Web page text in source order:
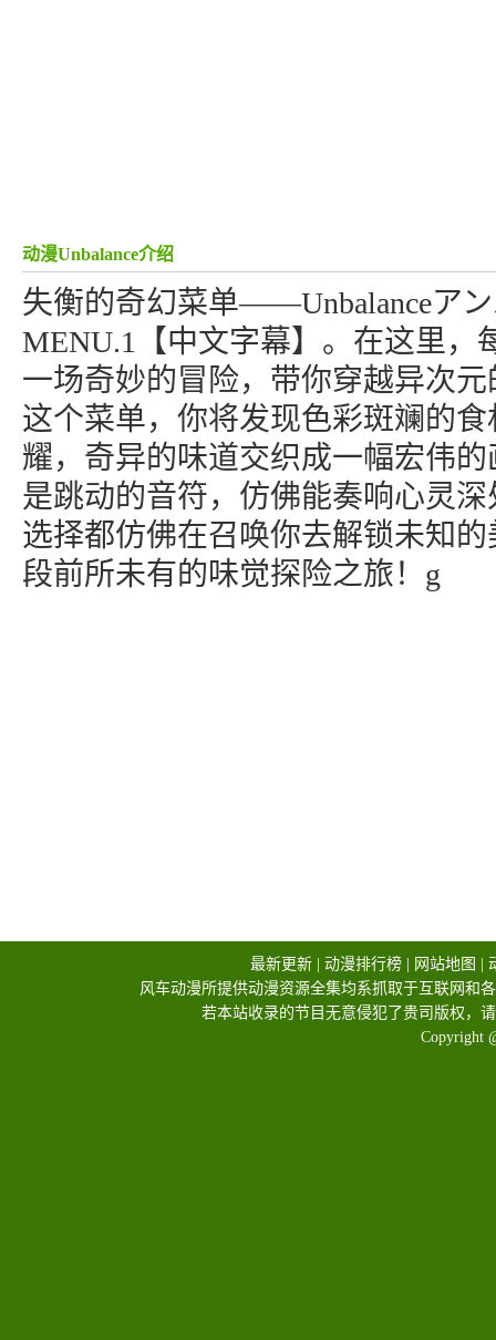
动漫Unbalance介绍
失衡的奇幻菜单——Unbalanceア
MENU.1【中文字幕】。在这里，
一场奇妙的冒险，带你穿越异次
这个菜单，你将发现色彩斑斓的
耀，奇异的味道交织成一幅宏伟
是跳动的音符，仿佛能奏响心灵
选择都仿佛在召唤你去解锁未知
段前所未有的味觉探险之旅！g
最新更新 动漫排行榜 网站地图
风车动漫所提供动漫资源全集均系抓取于互联网和
若本站收录的节目无意侵犯了贵司版权，
Copyright